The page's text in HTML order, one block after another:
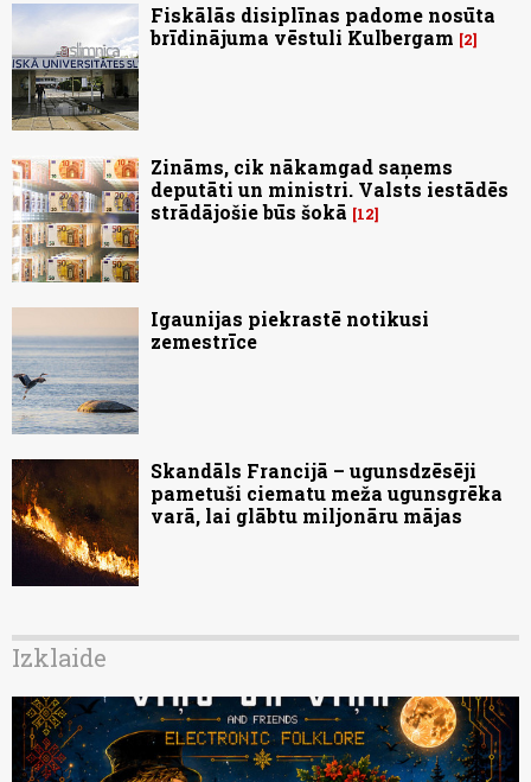
Fiskālās disiplīnas padome nosūta
brīdinājuma vēstuli Kulbergam
2
Zināms, cik nākamgad saņems
deputāti un ministri. Valsts iestādēs
strādājošie būs šokā
12
Igaunijas piekrastē notikusi
zemestrīce
Skandāls Francijā – ugunsdzēsēji
pametuši ciematu meža ugunsgrēka
varā, lai glābtu miljonāru mājas
Izklaide